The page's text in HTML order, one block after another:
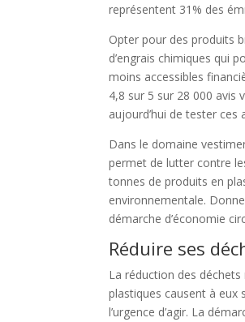
représentent 31% des
Opter pour des produits
d’engrais chimiques qui
moins accessibles
4,8 sur 5 sur 28 000 avis
aujourd’hui de tester
Dans le domaine
permet de lutter contre
tonnes de produits en
environnementale.
démarche d’économie
Réduire ses
La réduction des
plastiques causent à eux
l’urgence d’agir. La